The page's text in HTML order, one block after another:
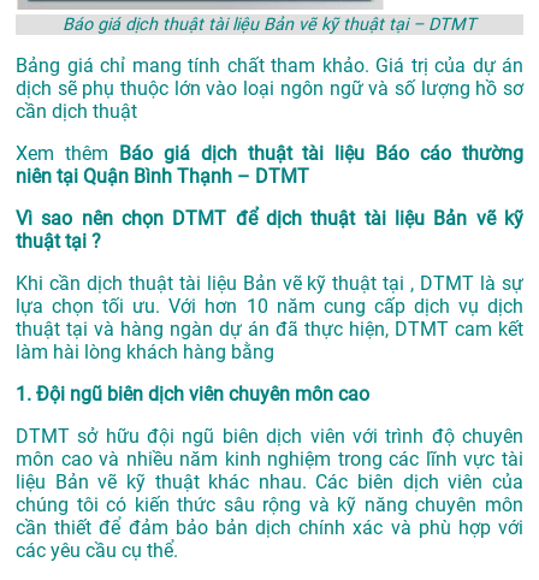
Báo giá dịch thuật tài liệu Bản vẽ kỹ thuật tại – DTMT
Bảng giá chỉ mang tính chất tham khảo. Giá trị của dự án
dịch sẽ phụ thuộc lớn vào loại ngôn ngữ và số lượng hồ sơ
cần dịch thuật
Xem thêm
Báo giá dịch thuật tài liệu Báo cáo thường
niên tại Quận Bình Thạnh – DTMT
Vì sao nên chọn DTMT để dịch thuật tài liệu Bản vẽ kỹ
thuật tại ?
Khi cần dịch thuật tài liệu Bản vẽ kỹ thuật tại , DTMT là sự
lựa chọn tối ưu. Với hơn 10 năm cung cấp dịch vụ dịch
thuật tại và hàng ngàn dự án đã thực hiện, DTMT cam kết
làm hài lòng khách hàng bằng
1. Đội ngũ biên dịch viên chuyên môn cao
DTMT sở hữu đội ngũ biên dịch viên với trình độ chuyên
môn cao và nhiều năm kinh nghiệm trong các lĩnh vực tài
liệu Bản vẽ kỹ thuật khác nhau. Các biên dịch viên của
chúng tôi có kiến thức sâu rộng và kỹ năng chuyên môn
cần thiết để đảm bảo bản dịch chính xác và phù hợp với
các yêu cầu cụ thể.